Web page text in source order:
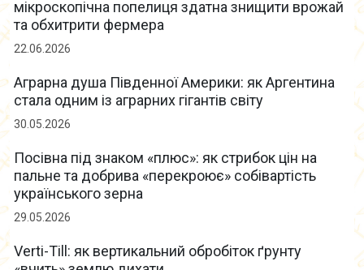
мікроскопічна попелиця здатна знищити врожай
та обхитрити фермера
22.06.2026
Аграрна душа Південної Америки: як Аргентина
стала одним із аграрних гігантів світу
30.05.2026
Посівна під знаком «плюс»: як стрибок цін на
пальне та добрива «перекроює» собівартість
українського зерна
29.05.2026
Verti-Till: як вертикальний обробіток ґрунту